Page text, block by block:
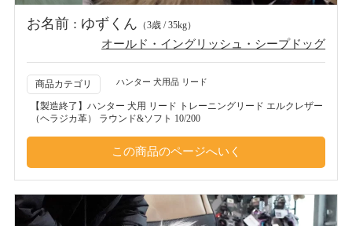
お名前 : ゆずくん （3歳 / 35kg）
オールド・イングリッシュ・シープドッグ
商品カテゴリ ハンター 犬用品 リード
【製造終了】ハンター 犬用 リード トレーニングリード エルクレザー
（ヘラジカ革） ラウンド&ソフト 10/200